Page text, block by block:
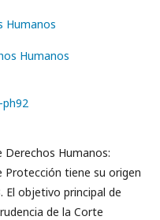
Humanos
Humanos
Humanos:
tiene su origen
El objetivo principal de
de la Corte